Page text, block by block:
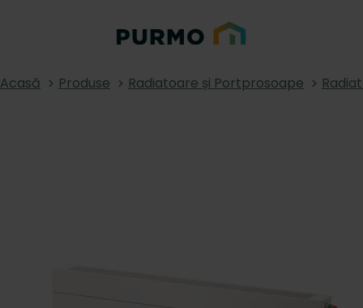
Acasă Produse Radiatoare și Portprosoape